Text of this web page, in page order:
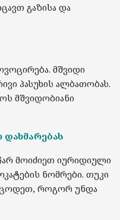
გაზისა და
მშვიდი
პასუხის ალბათობას.
მშვიდობიანი
მოიძიეთ იურიდიული
ნომრები. თუკი
როგორ უნდა